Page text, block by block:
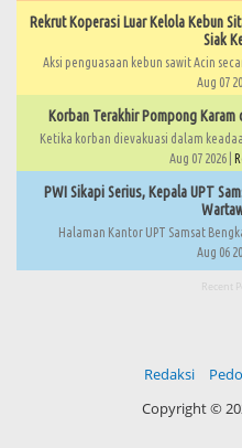
Rekrut Koperasi Luar Kelola Kebun
Siak
Aksi penguasaan kebun sawit Acin
Aug 07
Korban Terakhir Pompong
Ketika korban dievakuasi dalam
Aug 07 2026 |
PWI Sikapi Serius, Kepala UPT
Halaman Kantor UPT Samsat
Aug 06
Recent
Redaksi
Copyright ©